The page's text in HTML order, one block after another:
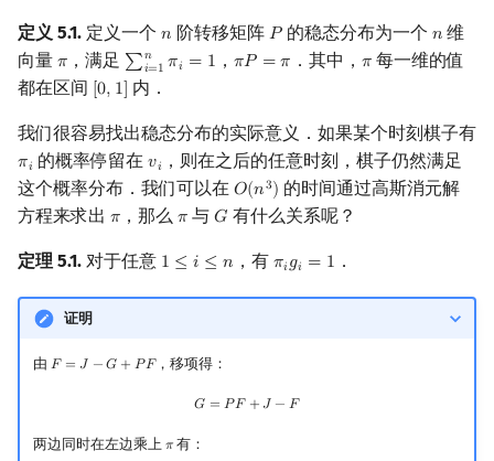
定义 5.1. 定义一个 𝑛
n 阶转移矩阵 𝑃
P的稳态分布为一个 𝑛
n 维
向量 𝜋
π ，满足 ∑𝑛
𝑖=1 𝜋𝑖 = 1
∑i=1n πi=1 ， 𝜋𝑃 = 𝜋
πP= π ．其中， 𝜋
π每一维的值
都在区间 [0, 1]
[0, 1] 内．
我们很容易找出稳态分布的实际意义．如果某个时刻棋子有
𝜋𝑖
πi 的概率停留在𝑣𝑖
vi ，则在之后的任意时刻，棋子仍然满足
这个概率分布．我们可以在 𝑂(𝑛3)
O(n3) 的时间通过高斯消元解
方程来求出 𝜋
π ，那么𝜋
π 与𝐺
G 有什么关系呢？
定理 5.1. 对于任意 1 ≤ 𝑖 ≤ 𝑛
1 ≤i≤ n ，有 𝜋𝑖𝑔𝑖 = 1
πigi =1 ．
证明
由 𝐹 = 𝐽 −𝐺 + 𝑃𝐹
F= J−G+ PF ，移项得：
𝐺 = 𝑃𝐹 + 𝐽 − 𝐹
G=PF +J −F
两边同时在左边乘上 𝜋
π有：